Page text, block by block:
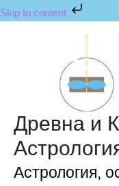
Skip to content
Skip
to
Древна и
Астрология,